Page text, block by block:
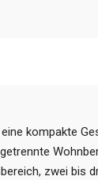
kompakte
zwei bis